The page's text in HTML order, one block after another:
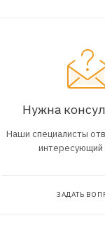
Нужна
Наши специалисты
интересующий
ЗАДАТЬ